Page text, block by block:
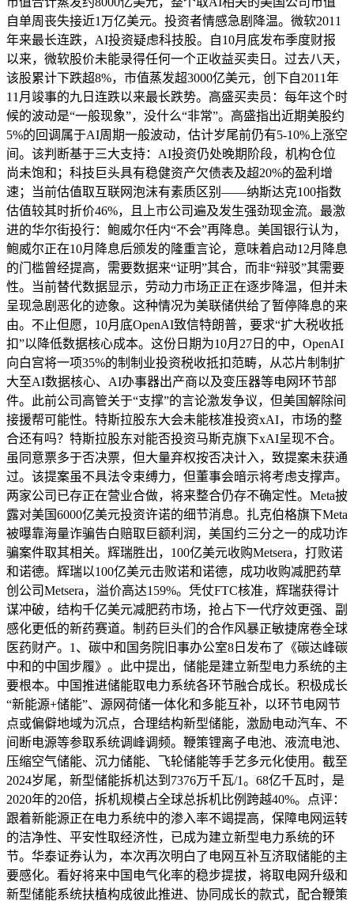
自单周丧失接近1万亿美元。投资者情感急剧降温。微软2011
年来最长连跌，AI投资疑虑科技股。自10月底发布季度财报
以来，微软股价未能录得任何一个正收益买卖日。过去八天，
该股累计下跌超8%，市值蒸发超3000亿美元，创下自2011年
11月竣事的九日连跌以来最长跌势。高盛买卖员：每年这个时
候的波动是“一般现象”，没什么“非常”。高盛指出近期美股约
5%的回调属于AI周期一般波动，估计岁尾前仍有5-10%上涨空
间。该判断基于三大支持：AI投资仍处晚期阶段，机构仓位
尚未饱和；科技巨头具有稳健资产欠债表及超20%的盈利增
速；当前估值取互联网泡沫有素质区别——纳斯达克100指数
估值较其时折价46%，且上市公司遍及发生强劲现金流。最激
进的华尔街投行：鲍威尔任内“不会”再降息。美国银行认为，
鲍威尔正在10月降息后颁发的隆重言论，意味着启动12月降息
的门槛曾经提高，需要数据来“证明”其合，而非“辩驳”其需要
性。当前替代数据显示，劳动力市场正正在逐步降温，但并未
呈现急剧恶化的迹象。这种情况为美联储供给了暂停降息的来
由。不止但愿，10月底OpenAI致信特朗普，要求“扩大税收抵
扣”以降低数据核心成本。这份日期为10月27日的中，OpenAI
向白宫将一项35%的制制业投资税收抵扣范畴，从芯片制制扩
大至AI数据核心、AI办事器出产商以及变压器等电网环节部
件。此前公司高管关于“支撑”的言论激发争议，但美国解除间
接援帮可能性。特斯拉股东大会未能核准投资xAI，市场的整
合还有吗？特斯拉股东对能否投资马斯克旗下xAI呈现不合。
虽同意票多于否决票，但大量弃权按否决计入，致提案未获通
过。该提案虽不具法令束缚力，但董事会暗示将考虑支撑声。
两家公司已存正在营业合做，将来整合仍存不确定性。Meta披
露对美国6000亿美元投资许诺的细节消息。扎克伯格旗下Meta
被曝靠海量诈骗告白赔取巨额利润，美国约三分之一的成功诈
骗案件取其相关。辉瑞胜出，100亿美元收购Metsera，打败诺
和诺德。辉瑞以100亿美元击败诺和诺德，成功收购减肥药草
创公司Metsera，溢价高达159%。凭仗FTC核准，辉瑞获得计
谋冲破，结构千亿美元减肥药市场，抢占下一代疗效更强、副
感化更低的新药赛道。制药巨头们的合作风暴正敏捷席卷全球
医药财产。1、碳中和国务院旧事办公室8日发布了《碳达峰碳
中和的中国步履》。此中提出，储能是建立新型电力系统的主
要根本。中国推进储能取电力系统各环节融合成长。积极成长
“新能源+储能”、源网荷储一体化和多能互补，以环节电网节
点或偏僻地域为沉点，合理结构新型储能，激励电动汽车、不
间断电源等参取系统调峰调频。鞭策锂离子电池、液流电池、
压缩空气储能、沉力储能、飞轮储能等手艺多元化使用。截至
2024岁尾，新型储能拆机达到7376万千瓦/1。68亿千瓦时，是
2020年的20倍，拆机规模占全球总拆机比例跨越40%。点评：
跟着新能源正在电力系统中的渗入率不竭提高，保障电网运转
的洁净性、平安性取经济性，已成为建立新型电力系统的环
节。华泰证券认为，本次再次明白了电网互补互济取储能的主
要感化。看好将来中国电气化率的稳步提拔，将取电网升级和
新型储能系统扶植构成彼此推进、协同成长的款式，配合鞭策